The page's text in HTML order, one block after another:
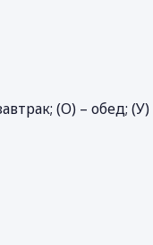
(О) – обед; (У)